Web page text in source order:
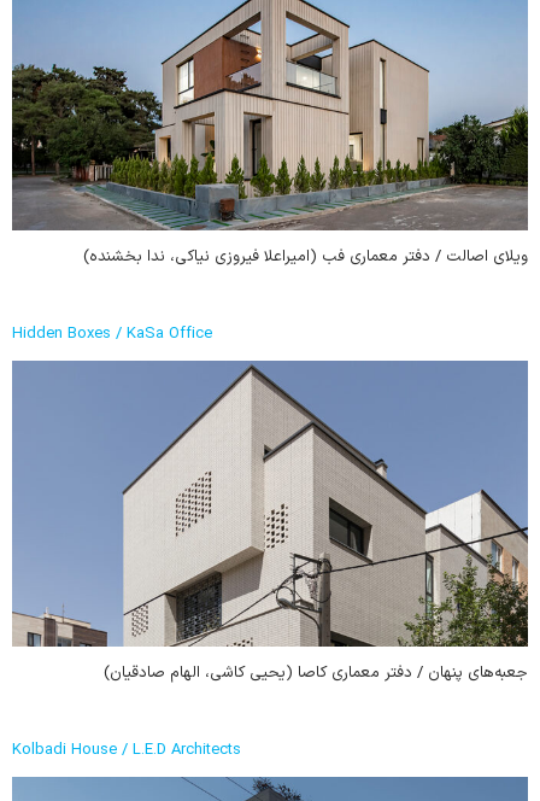
ویلای اصالت / دفتر معماری فب (امیراعلا فیروزی نیاکی، ندا بخشنده)
Hidden Boxes / KaSa Office
جعبه‌های پنهان / دفتر معماری کاصا (یحیی کاشی، الهام صادقیان)
Kolbadi House / L.E.D Architects